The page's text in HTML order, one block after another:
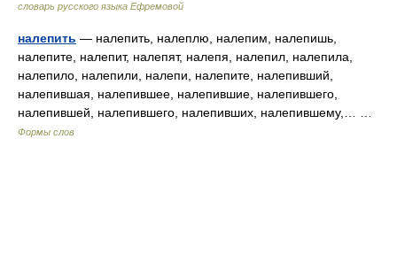
словарь русского языка Ефремовой
налепить — налепить, налеплю, налепим, налепишь,
налепите, налепит, налепят, налепя, налепил, налепила,
налепило, налепили, налепи, налепите, налепивший,
налепившая, налепившее, налепившие, налепившего,
налепившей, налепившего, налепивших, налепившему,… …
Формы слов